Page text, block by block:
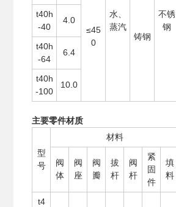
水、
蒸汽
不锈
钢
≤45
0
铸钢
t40h
-40
4.0
t40h
-64
6.4
t40h
-100
10.0
主要零件材质
型
号
材料
阀
体
阀
座
阀
瓣
拔
杆
阀
杆
紧
固
件
填
料
t4